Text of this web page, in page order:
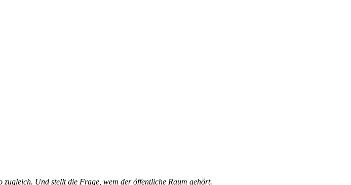
Und stellt die Frage, wem der öffentliche Raum gehört.